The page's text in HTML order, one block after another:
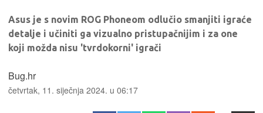
Asus je s novim ROG Phoneom odlučio smanjiti igraće
detalje i učiniti ga vizualno pristupačnijim i za one
koji možda nisu 'tvrdokorni' igrači
Bug.hr
četvrtak, 11. siječnja 2024. u 06:17